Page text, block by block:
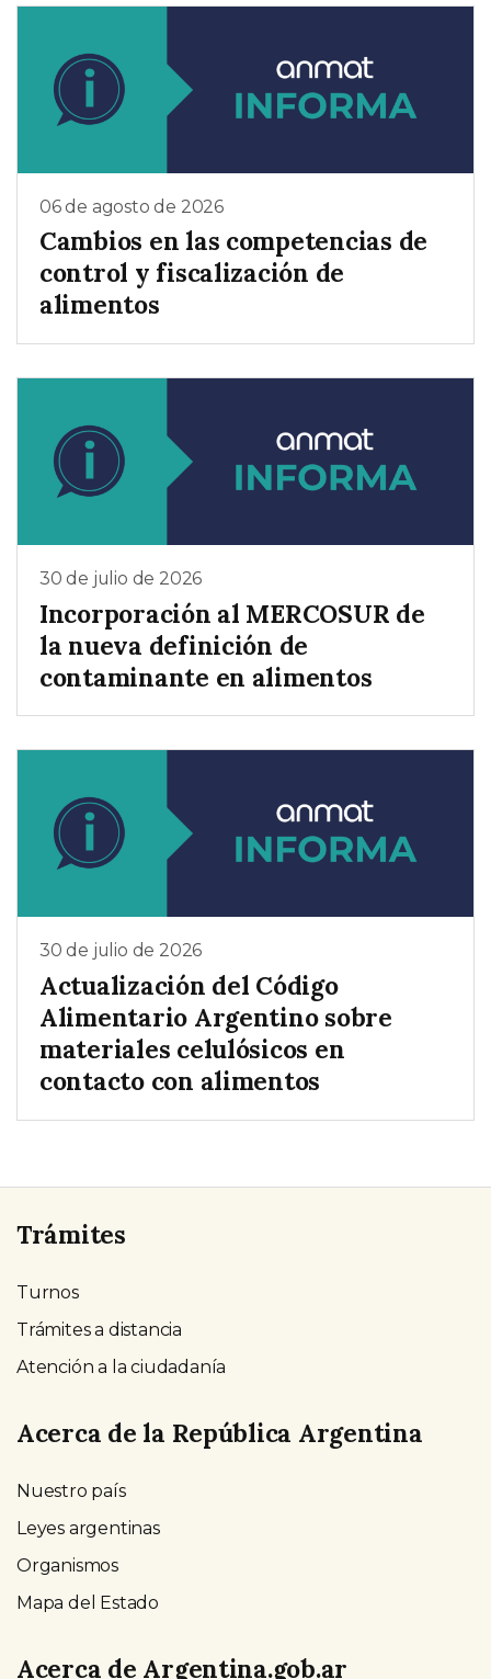
06 de agosto de 2026
Cambios en las competencias de
control y fiscalización de
alimentos
30 de julio de 2026
Incorporación al MERCOSUR de
la nueva definición de
contaminante en alimentos
30 de julio de 2026
Actualización del Código
Alimentario Argentino sobre
materiales celulósicos en
contacto con alimentos
Trámites
Turnos
Trámites a distancia
Atención a la ciudadanía
Acerca de la República Argentina
Nuestro país
Leyes argentinas
Organismos
Mapa del Estado
Acerca de Argentina.gob.ar